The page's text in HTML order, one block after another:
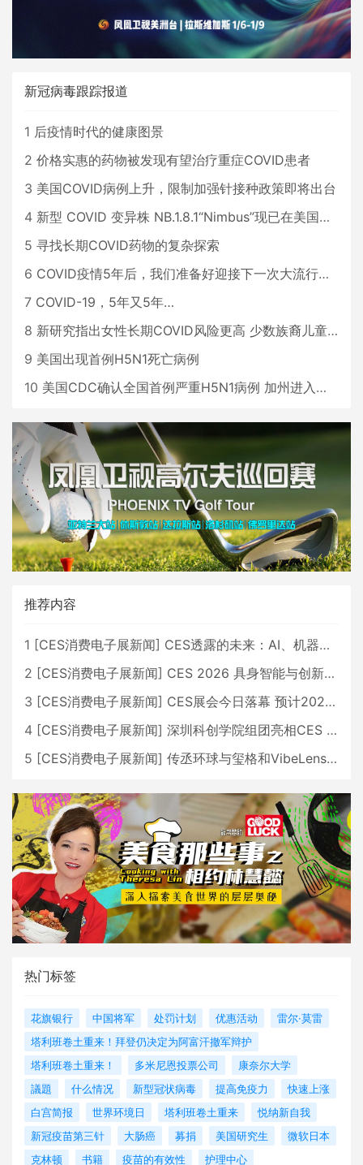
新冠病毒跟踪报道
1 后疫情时代的健康图景
2 价格实惠的药物被发现有望治疗重症COVID患者
3 美国COVID病例上升，限制加强针接种政策即将出台
4 新型 COVID 变异株 NB.1.8.1“Nimbus”现已在美国占据主导地位
5 寻找长期COVID药物的复杂探索
6 COVID疫情5年后，我们准备好迎接下一次大流行了吗？
7 COVID-19，5年又5年…
8 新研究指出女性长期COVID风险更高 少数族裔儿童存在差异
9 美国出现首例H5N1死亡病例
10 美国CDC确认全国首例严重H5N1病例 加州进入紧急状态
推荐内容
1 [CES消费电子展新闻] CES透露的未来：AI、机器人与智能生活大爆发
2 [CES消费电子展新闻] CES 2026 具身智能与创新领域 中国公司大放异彩
3 [CES消费电子展新闻] CES展会今日落幕 预计2026行业收入将超五千亿美元
4 [CES消费电子展新闻] 深圳科创学院组团亮相CES 广受好评
5 [CES消费电子展新闻] 传丞环球与玺格和VibeLens共同推出全新耳机
热门标签
花旗银行 中国将军 处罚计划 优惠活动
雷尔·莫雷
塔利班卷土重来！拜登仍决定为阿富汗撤军辩护
塔利班卷土重来！
多米尼恩投票公司
康奈尔大学
議題
什么情况 新型冠状病毒 提高免疫力
快速上涨
白宫简报
世界环境日 塔利班卷土重来
悦纳新自我
新冠疫苗第三针
大肠癌 募捐 美国研究生
微软日本
克林顿
书籍 疫苗的有效性
护理中心